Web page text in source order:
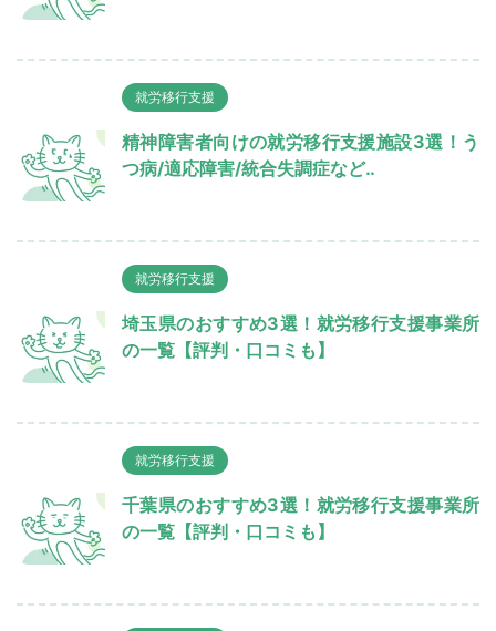
就労移行支援
精神障害者向けの就労移行支援施設3選！う
つ病/適応障害/統合失調症など‥
就労移行支援
埼玉県のおすすめ3選！就労移行支援事業所
の一覧【評判・口コミも】
就労移行支援
千葉県のおすすめ3選！就労移行支援事業所
の一覧【評判・口コミも】